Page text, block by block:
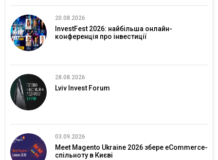
20.08.2026
InvestFest 2026: найбільша онлайн-
конференція про інвестиції
28.08.2026
Lviv Invest Forum
03.09.2026
Meet Magento Ukraine 2026 збере eCommerce-
спільноту в Києві